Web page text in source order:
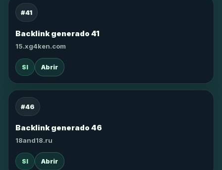
#41
Backlink generado 41
15.xg4ken.com
SI Abrir
#46
Backlink generado 46
18and18.ru
SI Abrir